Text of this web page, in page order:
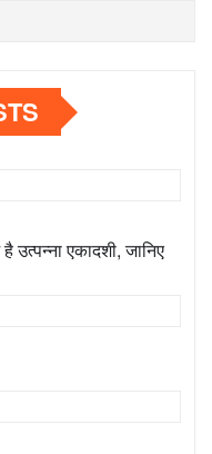
एकादशी, जानिए